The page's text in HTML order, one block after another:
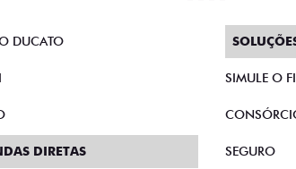
DUCATO
DIRETAS
SIMULE O
SEGURO